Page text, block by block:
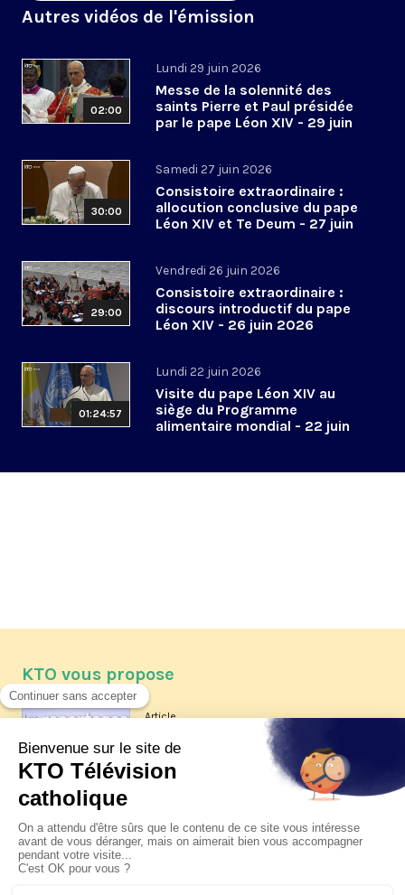
Autres vidéos de l'émission
02:00
Lundi 29 juin 2026
Messe de la solennité des
saints Pierre et Paul présidée
par le pape Léon XIV - 29 juin
30:00
Samedi 27 juin 2026
Consistoire extraordinaire :
allocution conclusive du pape
Léon XIV et Te Deum - 27 juin
29:00
Vendredi 26 juin 2026
Consistoire extraordinaire :
discours introductif du pape
Léon XIV - 26 juin 2026
01:24:57
Lundi 22 juin 2026
Visite du pape Léon XIV au
siège du Programme
alimentaire mondial - 22 juin
KTO vous propose
Article
Les reportages d'été 2026 de KTO
La visite pastorale du pape Léon
XIV à Assise à suivre sur KTO le
jeudi 6 août